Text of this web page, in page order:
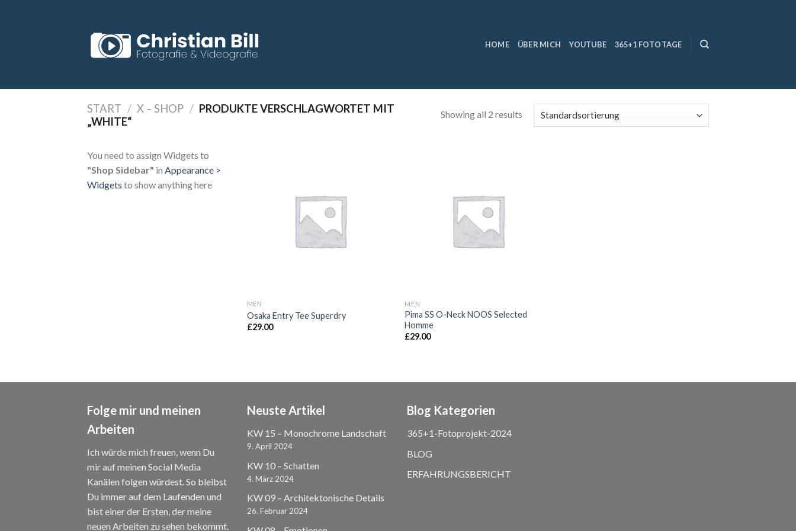
HOME ÜBER MICH YOUTUBE 365+1 FOTOTAGE
START / X – SHOP / PRODUKTE VERSCHLAGWORTET MIT
„WHITE“
Showing all 2 results
You need to assign Widgets to
"Shop Sidebar" in Appearance >
Widgets to show anything here
MEN
Osaka Entry Tee Superdry
£29.00
MEN
Pima SS O-Neck NOOS Selected
Homme
£29.00
Folge mir und meinen
Arbeiten
Ich würde mich freuen, wenn Du
mir auf meinen Social Media
Kanälen folgen würdest. So bleibst
Du immer auf dem Laufenden und
bist einer der Ersten, der meine
neuen Arbeiten zu sehen bekommt.
Neuste Artikel
KW 15 – Monochrome Landschaft
9. April 2024
KW 10 – Schatten
4. März 2024
KW 09 – Architektonische Details
26. Februar 2024
Blog Kategorien
365+1-Fotoprojekt-2024
BLOG
ERFAHRUNGSBERICHT